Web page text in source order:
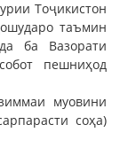
Тоҷикистон
таъмин
ба Вазорати
пешниҳод
муовини
соҳа)